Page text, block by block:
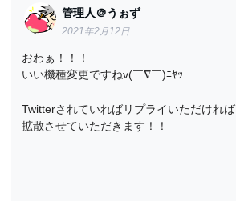
管理人＠うぉず
2021年2月12日
おわぁ！！！
いい機種変更ですねv(￣∇￣)ﾆﾔｯ
Twitterされていればリプライいただければ
拡散させていただきます！！